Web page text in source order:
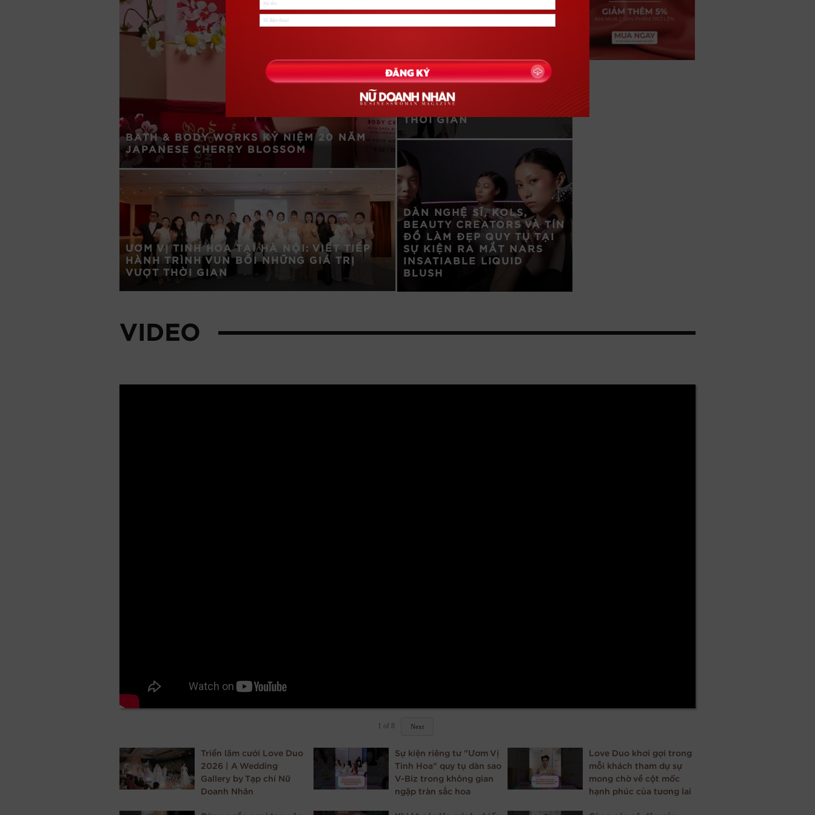
BATH & BODY WORKS KỶ NIỆM 20 NĂM
JAPANESE CHERRY BLOSSOM
ƯƠM VỊ TINH HOA TẠI HÀ NỘI: VIẾT TIẾP
HÀNH TRÌNH VUN BỒI NHỮNG GIÁ TRỊ
VƯỢT THỜI GIAN
ƯƠM VỊ TINH HOA: HÀNH
TRÌNH NUÔI DƯỠNG
NHỮNG GIÁ TRỊ VƯỢT
THỜI GIAN
DÀN NGHỆ SĨ, KOLS,
BEAUTY CREATORS VÀ TÍN
ĐỒ LÀM ĐẸP QUY TỤ TẠI
SỰ KIỆN RA MẮT NARS
INSATIABLE LIQUID
BLUSH
VIDEO
1 of 8 Next
Triển lãm cưới Love Duo
2026 | A Wedding
Gallery by Tạp chí Nữ
Doanh Nhân
Sự kiện riêng tư "Ươm Vị
Tinh Hoa" quy tụ dàn sao
V-Biz trong không gian
ngập tràn sắc hoa
Love Duo khơi gợi trong
mỗi khách tham dự sự
mong chờ về cột mốc
hạnh phúc của tương lai